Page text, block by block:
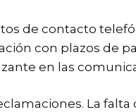
de contacto
con plazos de
en las
La